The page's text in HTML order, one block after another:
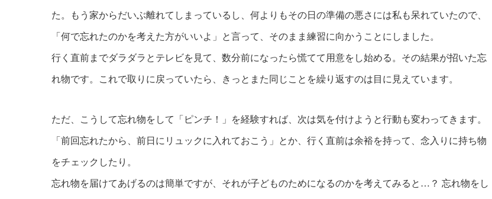
た。もう家からだいぶ離れてしまっているし、何よりもその日の準備の悪さには私も呆れていたので、
「何で忘れたのかを考えた方がいいよ」と言って、そのまま練習に向かうことにしました。
行く直前までダラダラとテレビを見て、数分前になったら慌てて用意をし始める。その結果が招いた忘
れ物です。これで取りに戻っていたら、きっとまた同じことを繰り返すのは目に見えています。
ただ、こうして忘れ物をして「ピンチ！」を経験すれば、次は気を付けようと行動も変わってきます。
「前回忘れたから、前日にリュックに入れておこう」とか、行く直前は余裕を持って、念入りに持ち物
をチェックしたり。
忘れ物を届けてあげるのは簡単ですが、それが子どものためになるのかを考えてみると…？ 忘れ物をし